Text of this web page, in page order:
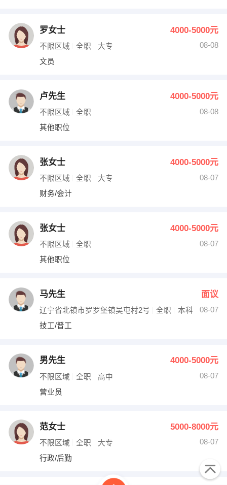
罗女士 4000-5000元
不限区域 全职 大专
08-08
文员
卢先生 4000-5000元
不限区域 全职
08-08
其他职位
张女士 4000-5000元
不限区域 全职 大专
08-07
财务/会计
张女士 4000-5000元
不限区域 全职
08-07
其他职位
马先生 面议
辽宁省北镇市罗罗堡镇吴屯村2号 全职 本科
08-07
技工/普工
男先生 4000-5000元
不限区域 全职 高中
08-07
营业员
范女士 5000-8000元
不限区域 全职 大专
08-07
行政/后勤